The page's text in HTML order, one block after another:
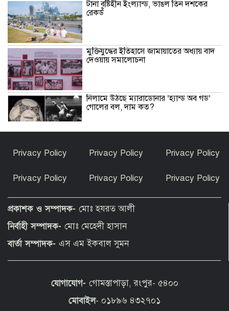
টানা বৃষ্টিহীন ইংল্যান্ড, ভাঙল তিন দশকের
রেকর্ড
মুক্তিযুদ্ধের ইতিহাসে জামায়াতের অধ্যায় বাদ
দেওয়ায় সমালোচনা
নিলামে উঠছে ম্যারাডোনার ‘হ্যান্ড অব গড’
গোলের বল, দাম কত?
ইসলামী
হোর্হে কি শুধুই মেসির বাবা ছিলেন, নাকি
আরও বেশি কিছু?
হৃদয়ে সৈয়দপুর স্বেচ্ছাসেবী সামাজিক
সংগঠনের উদ্যোগে সেরা রক্তদাতাদের
সম্মাননা প্রদান
Privacy Policy Privacy Policy Privacy Policy
Privacy Policy Privacy Policy Privacy Policy
প্রকাশক ও সম্পাদক- মোঃ হযরত আলী
নির্বাহী সম্পাদক- মোঃ মেহেদী হাসান
বার্তা সম্পাদক- এস এম ইকবাল সুমন
যোগাযোগ- গোমস্তাপাড়া, রংপুর- ৫৪০০
মোবাইল- ০১৮৯৬ ৪৩২৭০১